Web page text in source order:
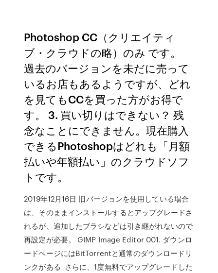
Photoshop CC（クリエイティ
ブ・クラウドの略）のみ です。
過去のバージョンを未だに売って
いるお店もあるようですが、どれ
を見てもCCを買った方がお得で
す。 3. 買い切りはできない？ 残
念なことにできません。現在購入
できるPhotoshopはどれも「月額
払いや年額払い」のクラウドソフ
トです。
2019年12月16日 旧バージョンを使用している場合
は、そのままインストールするとアップグレードさ
れるが、追加したブラシなどは引き継がれないので
再設定が必要。 GIMP Image Editor 001. ダウンロ
ードページにはBitTorrentと通常のダウンロードリ
ンクがある さらに、1度無料でアップグレードした